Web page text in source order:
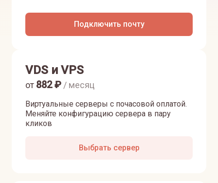
Подключить почту
VDS и VPS
Виртуальные серверы с почасовой оплатой.
Меняйте конфигурацию сервера в пару
кликов
от 882₽ / месяц
Выбрать сервер